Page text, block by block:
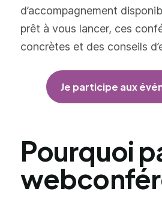
d’accompagnement
prêt à vous lancer, ces
concrètes et des conseils
Je participe aux
Pourquoi